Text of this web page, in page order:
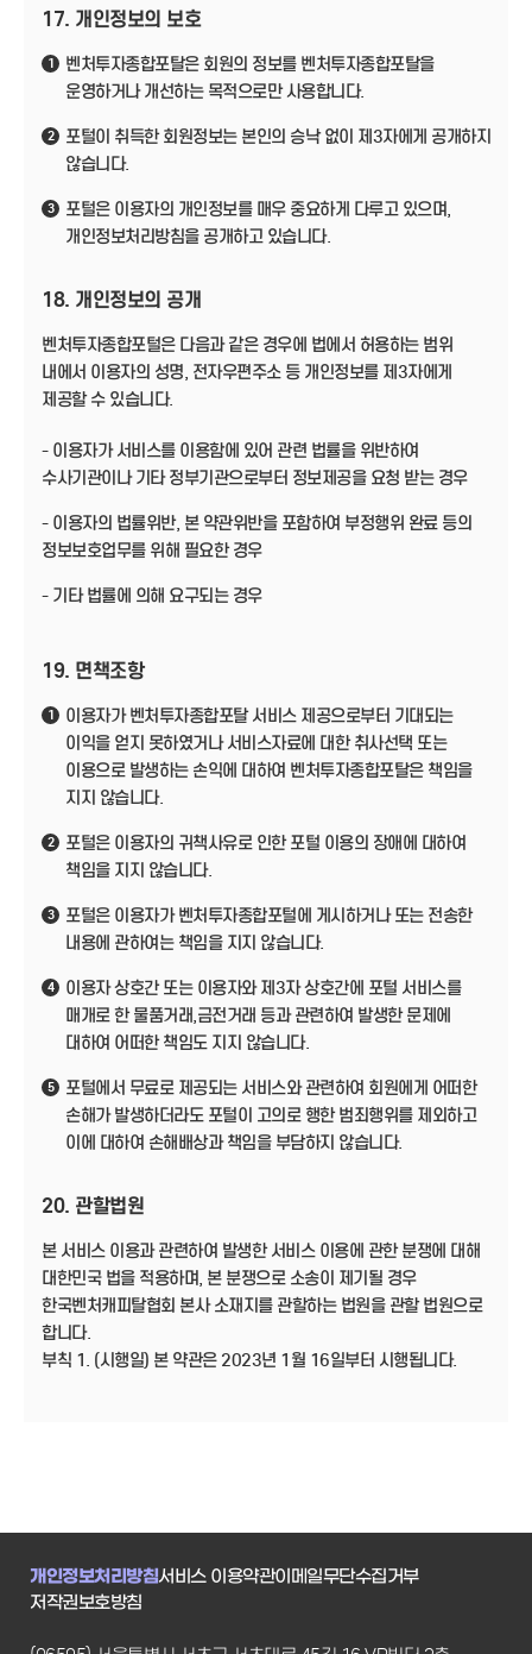
17. 개인정보의 보호
1
벤처투자종합포탈은 회원의 정보를 벤처투자종합포탈을
운영하거나 개선하는 목적으로만 사용합니다.
2
포털이 취득한 회원정보는 본인의 승낙 없이 제3자에게 공개하지
않습니다.
3
포털은 이용자의 개인정보를 매우 중요하게 다루고 있으며,
개인정보처리방침을 공개하고 있습니다.
18. 개인정보의 공개
벤처투자종합포털은 다음과 같은 경우에 법에서 허용하는 범위
내에서 이용자의 성명, 전자우편주소 등 개인정보를 제3자에게
제공할 수 있습니다.
- 이용자가 서비스를 이용함에 있어 관련 법률을 위반하여
수사기관이나 기타 정부기관으로부터 정보제공을 요청 받는 경우
- 이용자의 법률위반, 본 약관위반을 포함하여 부정행위 완료 등의
정보보호업무를 위해 필요한 경우
- 기타 법률에 의해 요구되는 경우
19. 면책조항
1
이용자가 벤처투자종합포탈 서비스 제공으로부터 기대되는
이익을 얻지 못하였거나 서비스자료에 대한 취사선택 또는
이용으로 발생하는 손익에 대하여 벤처투자종합포탈은 책임을
지지 않습니다.
2
포털은 이용자의 귀책사유로 인한 포털 이용의 장애에 대하여
책임을 지지 않습니다.
3
포털은 이용자가 벤처투자종합포털에 게시하거나 또는 전송한
내용에 관하여는 책임을 지지 않습니다.
4
이용자 상호간 또는 이용자와 제3자 상호간에 포털 서비스를
매개로 한 물품거래,금전거래 등과 관련하여 발생한 문제에
대하여 어떠한 책임도 지지 않습니다.
5
포털에서 무료로 제공되는 서비스와 관련하여 회원에게 어떠한
손해가 발생하더라도 포털이 고의로 행한 범죄행위를 제외하고
이에 대하여 손해배상과 책임을 부담하지 않습니다.
20. 관할법원
본 서비스 이용과 관련하여 발생한 서비스 이용에 관한 분쟁에 대해
대한민국 법을 적용하며, 본 분쟁으로 소송이 제기될 경우
한국벤처캐피탈협회 본사 소재지를 관할하는 법원을 관할 법원으로
합니다.
부칙 1. (시행일) 본 약관은 2023년 1월 16일부터 시행됩니다.
개인정보처리방침서비스 이용약관이메일무단수집거부
저작권보호방침